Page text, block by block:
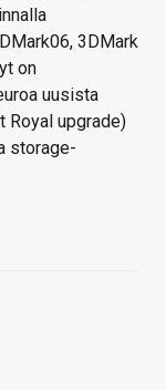
3DMark
on
uusista
Royal upgrade)
storage-